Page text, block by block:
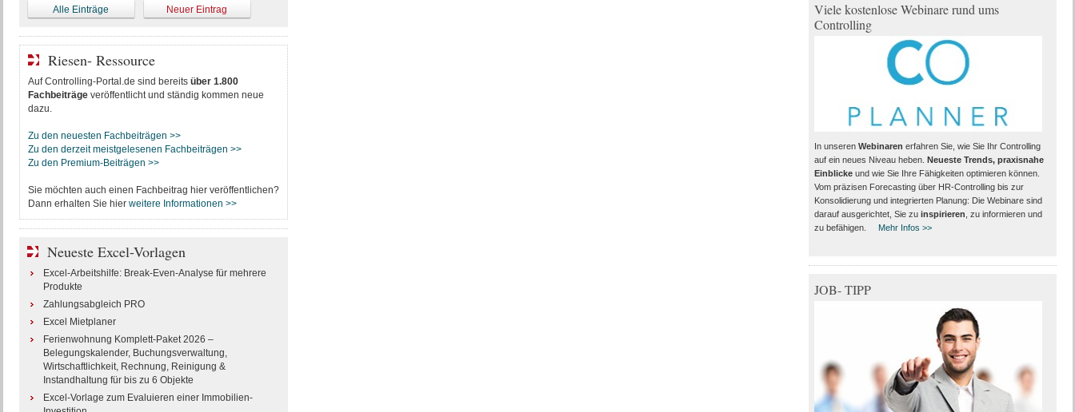
Alle Einträge Neuer Eintrag
Riesen- Ressource
Auf Controlling-Portal.de sind bereits über 1.800
Fachbeiträgeveröffentlicht und ständig kommen neue
dazu.
Zu den neuesten Fachbeiträgen >>
Zu den derzeit meistgelesenen Fachbeiträgen >>
Zu den Premium-Beiträgen >>
Sie möchten auch einen Fachbeitrag hier veröffentlichen?
Dann erhalten Sie hier weitere Informationen >>
Neueste Excel-Vorlagen
Excel-Arbeitshilfe: Break-Even-Analyse für mehrere
Produkte
Zahlungsabgleich PRO
Excel Mietplaner
Ferienwohnung Komplett-Paket 2026 –
Belegungskalender, Buchungsverwaltung,
Wirtschaftlichkeit, Rechnung, Reinigung &
Instandhaltung für bis zu 6 Objekte
Excel-Vorlage zum Evaluieren einer Immobilien-
Viele kostenlose Webinare rund ums
Controlling
In unseren Webinaren erfahren Sie, wie Sie Ihr Controlling
auf ein neues Niveau heben. Neueste Trends, praxisnahe
Einblickeund wie Sie Ihre Fähigkeiten optimieren können.
Vom präzisen Forecasting über HR-Controlling bis zur
Konsolidierung und integrierten Planung: Die Webinare sind
darauf ausgerichtet, Sie zu inspirieren , zu informieren und
zu befähigen.
Mehr Infos >>
JOB- TIPP